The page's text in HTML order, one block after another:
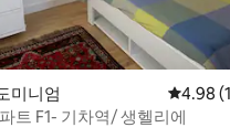
미니엄 평점
4.98
레느: 아파트 F1- 기차역/ 생헬리에